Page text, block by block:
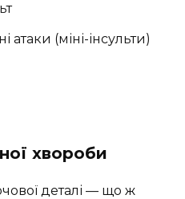
атаки (міні-інсульти)
хвороби
деталі — що ж